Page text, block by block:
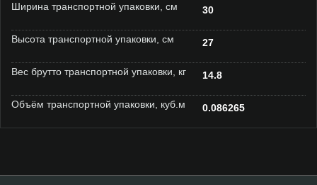
Ширина транспортной упаковки, см 30
Высота транспортной упаковки, см 27
Вес брутто транспортной упаковки, кг 14.8
Объём транспортной упаковки, куб.м 0.086265